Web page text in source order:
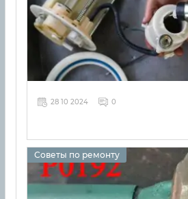
28 10 2024 0
Советы по ремонту